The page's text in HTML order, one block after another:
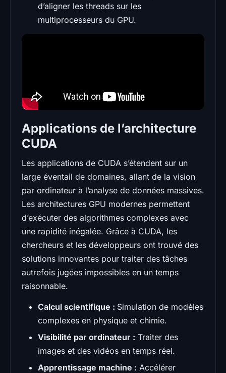
d’aligner les threads sur les
multiprocesseurs du GPU.
Applications de l’architecture
CUDA
Les applications de CUDA s’étendent sur un
large éventail de domaines, allant de la vision
par ordinateur à l’analyse de données massives.
Les architectures GPU modernes permettent
d’exécuter des algorithmes complexes avec
une rapidité inégalée. Grâce à CUDA, les
chercheurs et les développeurs ont trouvé des
solutions innovantes pour traiter des tâches
autrefois jugées impossibles en un temps
raisonnable.
Calcul scientifique : Simulation de modèles
complexes en physique et chimie.
Visibilité par ordinateur : Traiter des
images et des vidéos en temps réel.
Apprentissage machine : Accélérer